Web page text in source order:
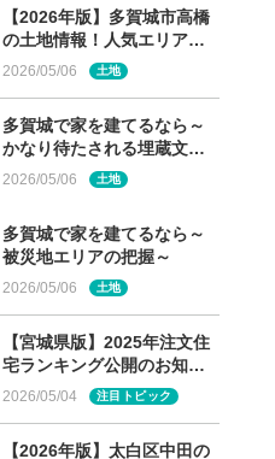
【2026年版】多賀城市高橋
の土地情報！人気エリア・
高橋1丁目の未公開分譲地を
2026/05/06 土地
多賀城で家を建てるなら～
かなり待たされる埋蔵文化
財について～
2026/05/06 土地
多賀城で家を建てるなら～
被災地エリアの把握～
2026/05/06 土地
【宮城県版】2025年注文住
宅ランキング公開のお知ら
せ
2026/05/04 注目トピック
【2026年版】太白区中田の